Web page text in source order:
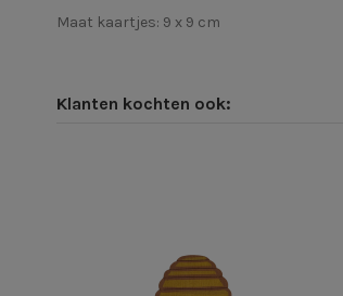
Maat kaartjes: 9 x 9 cm
Klanten kochten ook: